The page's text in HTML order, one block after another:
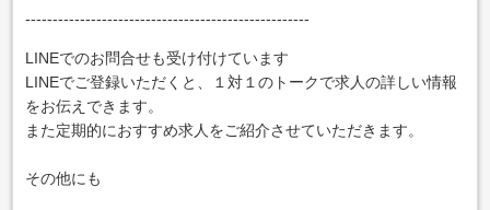
----------------------------------------------------
LINEでのお問合せも受け付けています
LINEでご登録いただくと、１対１のトークで求人の詳しい情報
をお伝えできます。
また定期的におすすめ求人をご紹介させていただきます。
その他にも